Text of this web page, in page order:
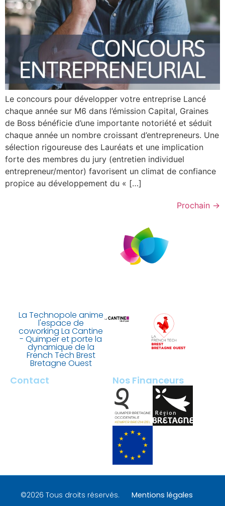
Le concours pour développer votre entreprise Lancé
chaque année sur M6 dans l’émission Capital, Graines
de Boss bénéficie d’une importante notoriété et séduit
chaque année un nombre croissant d’entrepreneurs. Une
sélection rigoureuse des Lauréats et une implication
forte des membres du jury (entretien individuel
entrepreneur/mentor) favorisent un climat de confiance
propice au développement du « […]
Prochain →
La Technopole anime
l'espace de
coworking La Cantine
- Quimper et porte la
dynamique de la
French Tech Brest
Bretagne Ouest
Contact Nos Financeurs
©2026 Tous droits réservés. Mentions légales